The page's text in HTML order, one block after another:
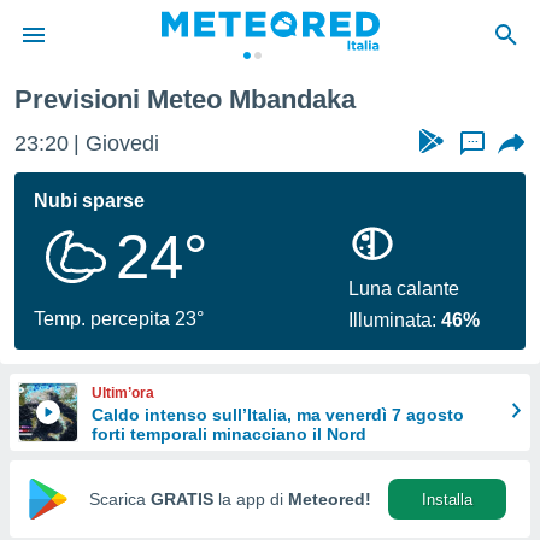
di
per
le
di
Web
Previsioni Meteo Mbandaka
23:20 Giovedi ...
Nubi sparse
24°
Temp. percepita 23°
Luna calante
Illuminata:46%
Ultim’ora
Caldo intenso sull’Italia, ma venerdì 7 agosto
forti temporali minacciano il Nord
Scarica GRATIS la app di Meteored! Installa